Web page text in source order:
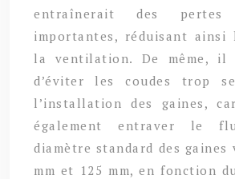
entraînerait des
importantes, réduisant ainsi
la ventilation. De même, il
d’éviter les coudes trop
l’installation des gaines,
également entraver le
diamètre standard des gaines
mm et 125 mm, en fonction